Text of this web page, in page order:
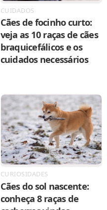
CUIDADOS
Cães de focinho curto:
veja as 10 raças de cães
braquicefálicos e os
cuidados necessários
CURIOSIDADES
Cães do sol nascente:
conheça 8 raças de